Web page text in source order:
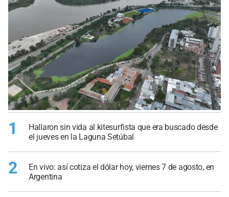
1
Hallaron sin vida al kitesurfista que era buscado desde
el jueves en la Laguna Setúbal
2
En vivo: así cotiza el dólar hoy, viernes 7 de agosto, en
Argentina